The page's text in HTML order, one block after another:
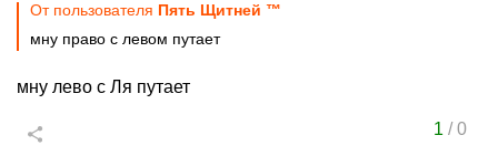
От пользователя Пять Щитней ™
мну право с левом путает
мну лево с Ля путает
1 /0